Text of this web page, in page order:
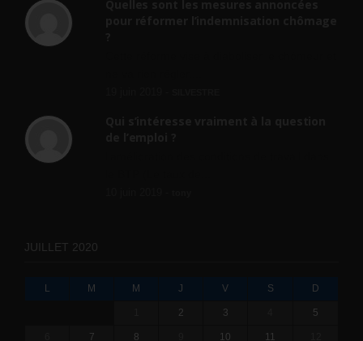
JUILLET 2020
L M M J V S D
2 3 5
7 8 10 11